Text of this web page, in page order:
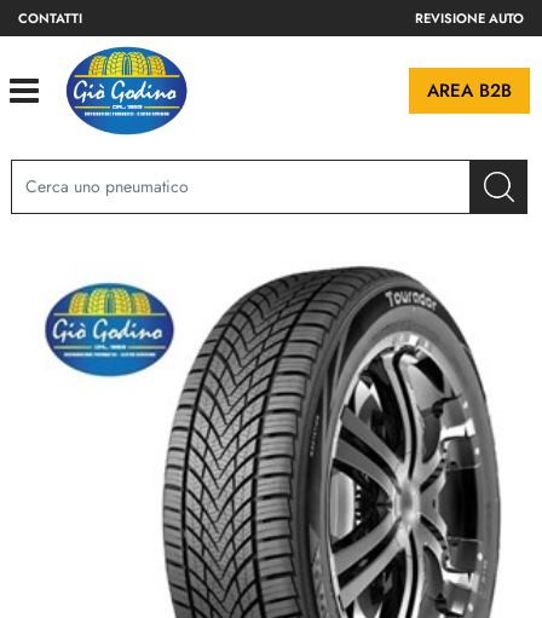
CONTATTI REVISIONE AUTO
Open AREA B2B